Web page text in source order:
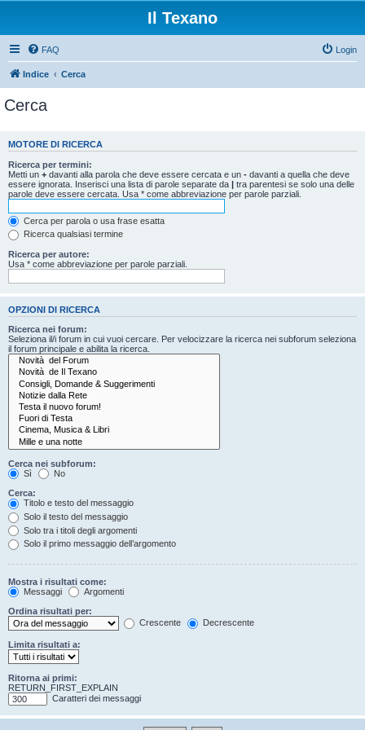
Il Texano
FAQ Login
Indice Cerca
Cerca
MOTORE DI RICERCA
Ricerca per termini:
Metti un + davanti alla parola che deve essere cercata e un - davanti a quella che deve
essere ignorata. Inserisci una lista di parole separate da | tra parentesi se solo una delle
parole deve essere cercata. Usa * come abbreviazione per parole parziali.
Cerca per parola o usa frase esatta
Ricerca qualsiasi termine
Ricerca per autore:
Usa * come abbreviazione per parole parziali.
OPZIONI DI RICERCA
Ricerca nei forum:
Seleziona il/i forum in cui vuoi cercare. Per velocizzare la ricerca nei subforum seleziona
il forum principale e abilita la ricerca.
Cerca nei subforum:
Sì
No
Cerca:
Titolo e testo del messaggio
Solo il testo del messaggio
Solo tra i titoli degli argomenti
Solo il primo messaggio dell’argomento
Mostra i risultati come:
Messaggi
Argomenti
Ordina risultati per:
Crescente
Decrescente
Limita risultati a:
Ritorna ai primi:
RETURN_FIRST_EXPLAIN
Caratteri dei messaggi